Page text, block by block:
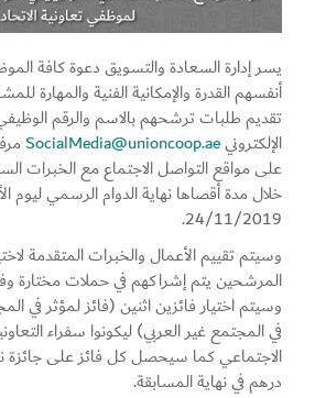
يسر إدارة السعادة والتسويق دعوة كافة
أنفسهم القدرة والإمكانية الفنية والمهارة
تقديم طلبات ترشحهم بالاسم والرقم الوظيفي
الإلكترونيSocialMedia@unioncoop.ae
على مواقع التواصل الاجتماع مع الخبرات
خلال مدة أقصاها نهاية الدوام الرسمي ليوم
24/11/2019.
وسيتم تقييم الأعمال والخبرات المتقدمة
المرشحين يتم إشراكهم في حملات مختارة
وسيتم اختيار فائزين اثنين (فائز لمؤثر في
في المجتمع غير العربي) ليكونوا سفراء
درهم في نهاية المسابقة.